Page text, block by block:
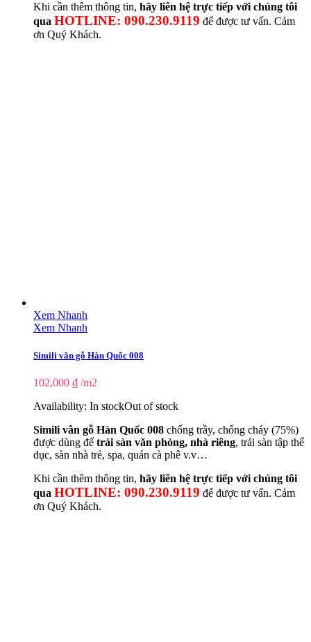
Khi cần thêm thông tin, hãy liên hệ trực tiếp với chúng tôi
qua HOTLINE: 090.230.9119 để được tư vấn. Cảm
ơn Quý Khách.
Xem Nhanh
Xem Nhanh
Simili vân gỗ Hàn Quốc 008
102,000 ₫ /m2
Availability: In stockOut of stock
Simili vân gỗ Hàn Quốc 008 chống trầy, chống cháy (75%)
được dùng để trải sàn văn phòng, nhà riêng, trải sàn tập thể
dục, sàn nhà trẻ, spa, quán cà phê v.v…
Khi cần thêm thông tin, hãy liên hệ trực tiếp với chúng tôi
qua HOTLINE: 090.230.9119 để được tư vấn. Cảm
ơn Quý Khách.